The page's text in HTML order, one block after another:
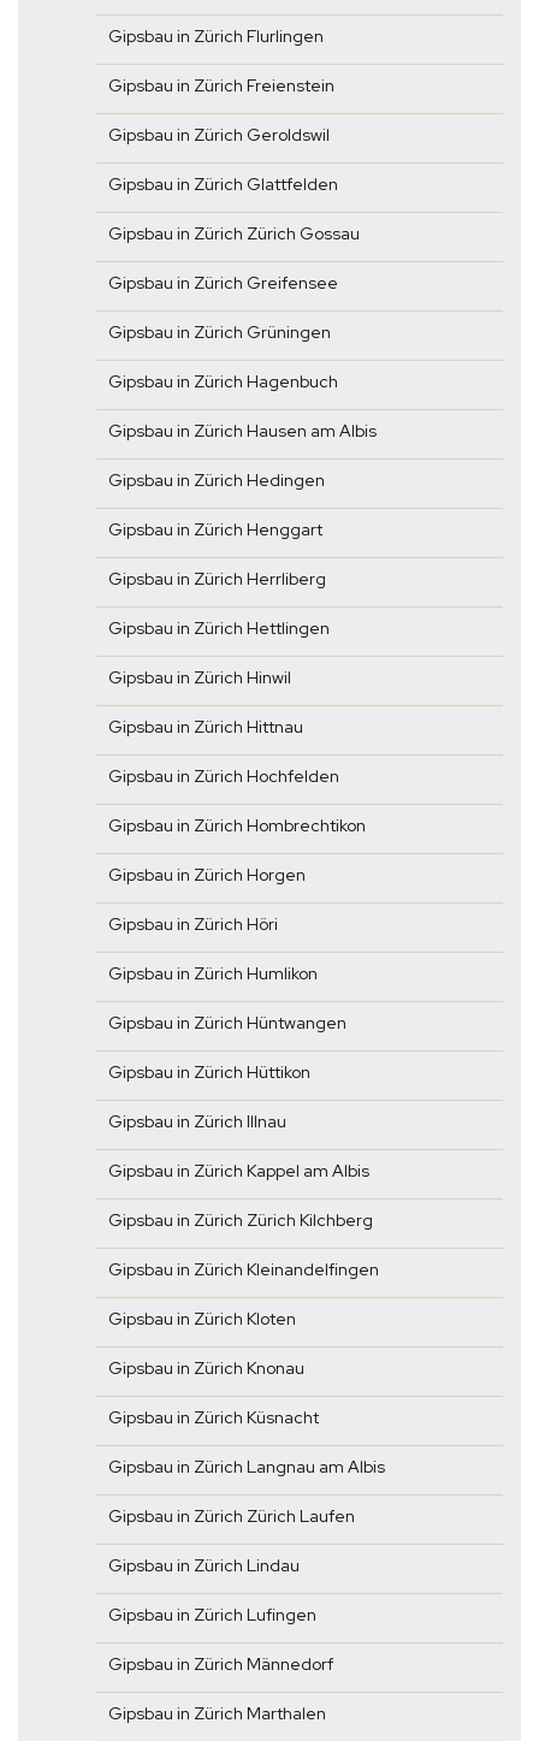
Gipsbau in Zürich Flurlingen
Gipsbau in Zürich Freienstein
Gipsbau in Zürich Geroldswil
Gipsbau in Zürich Glattfelden
Gipsbau in Zürich Zürich Gossau
Gipsbau in Zürich Greifensee
Gipsbau in Zürich Grüningen
Gipsbau in Zürich Hagenbuch
Gipsbau in Zürich Hausen am Albis
Gipsbau in Zürich Hedingen
Gipsbau in Zürich Henggart
Gipsbau in Zürich Herrliberg
Gipsbau in Zürich Hettlingen
Gipsbau in Zürich Hinwil
Gipsbau in Zürich Hittnau
Gipsbau in Zürich Hochfelden
Gipsbau in Zürich Hombrechtikon
Gipsbau in Zürich Horgen
Gipsbau in Zürich Höri
Gipsbau in Zürich Humlikon
Gipsbau in Zürich Hüntwangen
Gipsbau in Zürich Hüttikon
Gipsbau in Zürich Illnau
Gipsbau in Zürich Kappel am Albis
Gipsbau in Zürich Zürich Kilchberg
Gipsbau in Zürich Kleinandelfingen
Gipsbau in Zürich Kloten
Gipsbau in Zürich Knonau
Gipsbau in Zürich Küsnacht
Gipsbau in Zürich Langnau am Albis
Gipsbau in Zürich Zürich Laufen
Gipsbau in Zürich Lindau
Gipsbau in Zürich Lufingen
Gipsbau in Zürich Männedorf
Gipsbau in Zürich Marthalen